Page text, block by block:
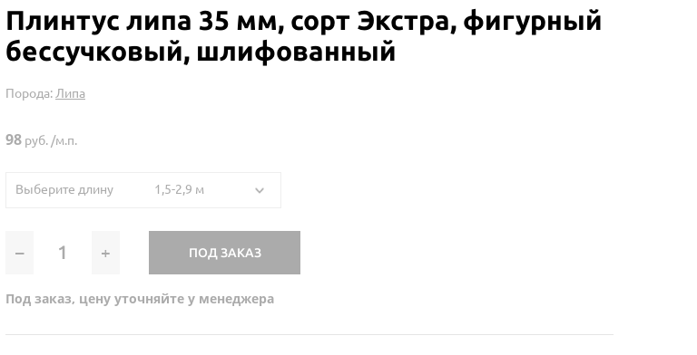
Плинтус липа 35 мм, сорт Экстра, фигурный
бессучковый, шлифованный
Порода: Липа
98 руб. /м.п.
Выберите длину 1,5-2,9 м
– + ПОД ЗАКАЗ
Под заказ, цену уточняйте у менеджера